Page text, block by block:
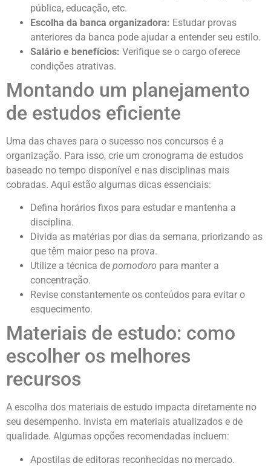
pública, educação, etc.
Escolha da banca organizadora: Estudar provas
anteriores da banca pode ajudar a entender seu estilo.
Salário e benefícios: Verifique se o cargo oferece
condições atrativas.
Montando um planejamento
de estudos eficiente
Uma das chaves para o sucesso nos concursos é a
organização. Para isso, crie um cronograma de estudos
baseado no tempo disponível e nas disciplinas mais
cobradas. Aqui estão algumas dicas essenciais:
Defina horários fixos para estudar e mantenha a
disciplina.
Divida as matérias por dias da semana, priorizando as
que têm maior peso na prova.
Utilize a técnica de pomodoro para manter a
concentração.
Revise constantemente os conteúdos para evitar o
esquecimento.
Materiais de estudo: como
escolher os melhores
recursos
A escolha dos materiais de estudo impacta diretamente no
seu desempenho. Invista em materiais atualizados e de
qualidade. Algumas opções recomendadas incluem:
Apostilas de editoras reconhecidas no mercado.